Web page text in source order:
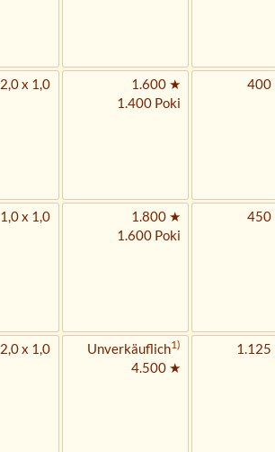
2,0 x 1,0
1.600 ★
1.400 Poki
400
1,0 x 1,0
1.800 ★
1.600 Poki
450
2,0 x 1,0 Unverkäuflich1)
4.500 ★